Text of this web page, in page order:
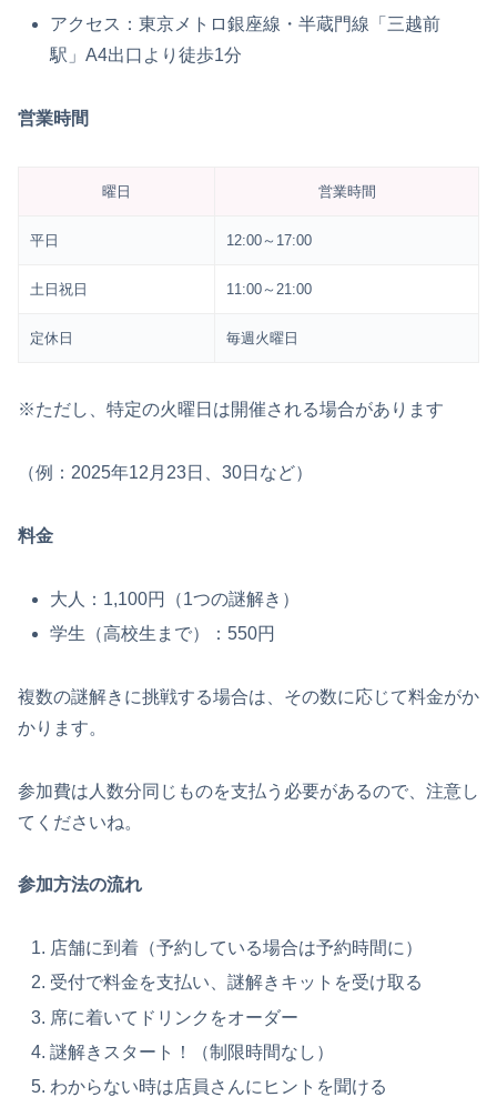
アクセス：東京メトロ銀座線・半蔵門線「三越前
駅」A4出口より徒歩1分
営業時間
曜日 営業時間
平日 12:00～17:00
土日祝日 11:00～21:00
定休日 毎週火曜日
※ただし、特定の火曜日は開催される場合があります
（例：2025年12月23日、30日など）
料金
大人：1,100円（1つの謎解き）
学生（高校生まで）：550円
複数の謎解きに挑戦する場合は、その数に応じて料金がか
かります。
参加費は人数分同じものを支払う必要があるので、注意し
てくださいね。
参加方法の流れ
店舗に到着（予約している場合は予約時間に）
受付で料金を支払い、謎解きキットを受け取る
席に着いてドリンクをオーダー
謎解きスタート！（制限時間なし）
わからない時は店員さんにヒントを聞ける